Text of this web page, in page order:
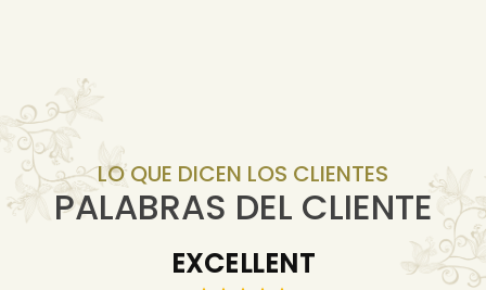
LO QUE DICEN LOS CLIENTES
PALABRAS DEL CLIENTE
EXCELLENT